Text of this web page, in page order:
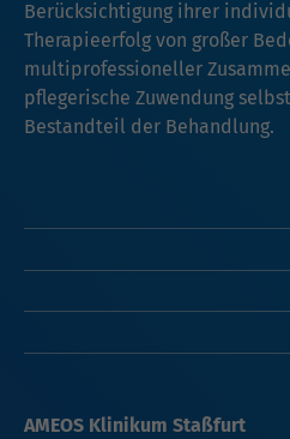
Berücksichtigung ihrer
Therapieerfolg von großer
multiprofessioneller
pflegerische Zuwendung
Bestandteil der Behandlung.
AMEOS Klinikum Staßfurt